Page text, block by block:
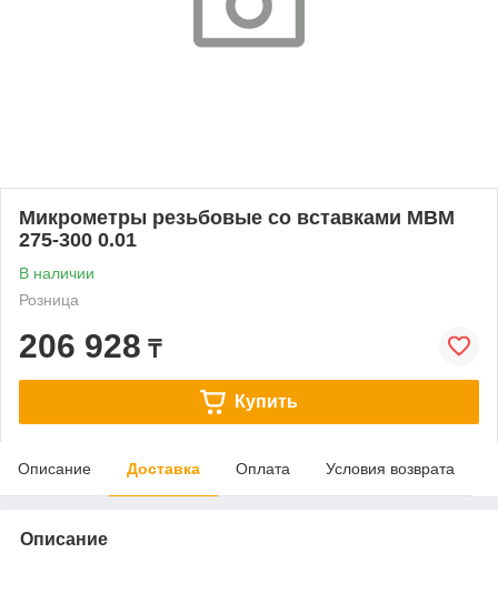
Микрометры резьбовые со вставками МВМ
275-300 0.01
В наличии
Розница
206 928 ₸
Купить
Описание Доставка Оплата Условия возврата
Описание